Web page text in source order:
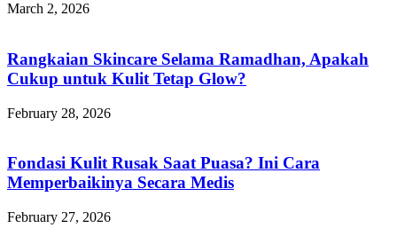
March 2, 2026
Rangkaian Skincare Selama Ramadhan, Apakah
Cukup untuk Kulit Tetap Glow?
February 28, 2026
Fondasi Kulit Rusak Saat Puasa? Ini Cara
Memperbaikinya Secara Medis
February 27, 2026